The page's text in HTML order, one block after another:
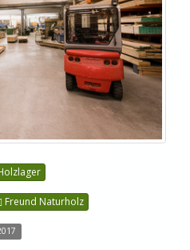
Freund Naturholz